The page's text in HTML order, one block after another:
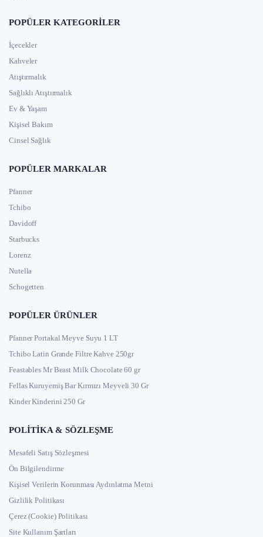
POPÜLER KATEGORILER
İçecekler
Kahveler
Atıştırmalık
Sağlıklı Atıştırmalık
Ev & Yaşam
Kişisel Bakım
Cinsel Sağlık
POPÜLER MARKALAR
Pfanner
Tchibo
Davidoff
Starbucks
Lorenz
Nutella
Schogetten
POPÜLER ÜRÜNLER
Pfanner Portakal Meyve Suyu 1 LT
Tchibo Latin Grande Filtre Kahve 250gr
Feastables Mr Beast Milk Chocolate 60 gr
Fellas Kuruyemiş Bar Kırmızı Meyveli 30 Gr
Kinder Kinderini 250 Gr
POLITIKA & SÖZLEŞME
Mesafeli Satış Sözleşmesi
Ön Bilgilendirme
Kişisel Verilerin Korunması Aydınlatma Metni
Gizlilik Politikası
Çerez (Cookie) Politikası
Site Kullanım Şartları